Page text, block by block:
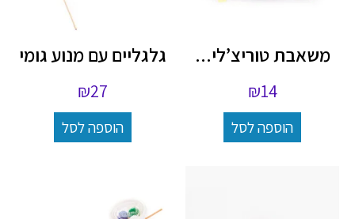
משאבת טוריצ’לי...
₪14
הוספה לסל
גלגליים עם מנוע גומי
₪27
הוספה לסל